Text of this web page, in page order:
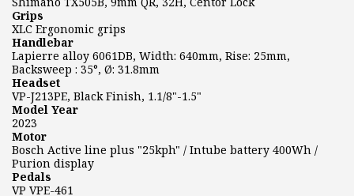
Grips
XLC Ergonomic grips
Handlebar
Lapierre alloy 6061DB, Width: 640mm, Rise: 25mm,
Backsweep : 35°, Ø: 31.8mm
Headset
VP-J213PE, Black Finish, 1.1/8"-1.5"
Model Year
2023
Motor
Bosch Active line plus "25kph" / Intube battery 400Wh /
Purion display
Pedals
VP VPE-461